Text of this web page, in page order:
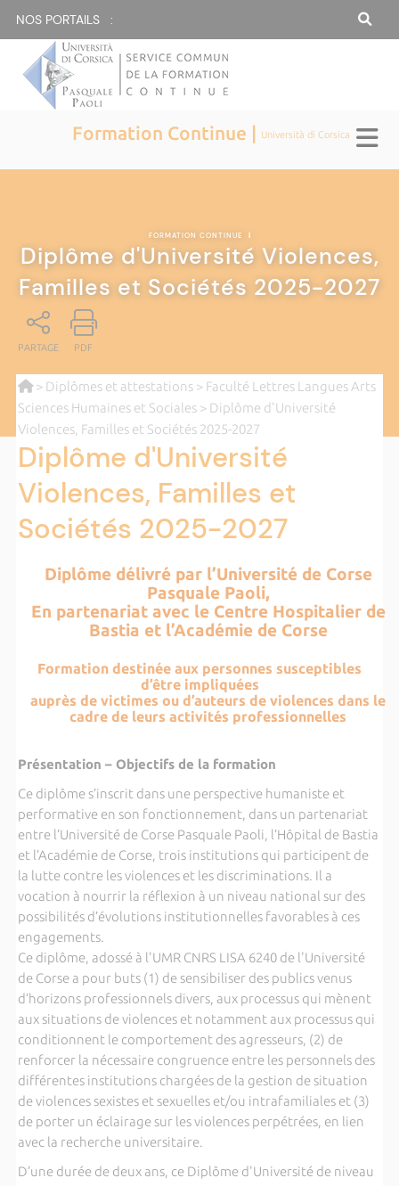
NOS PORTAILS :
Formation Continue | Università di Corsica
FORMATION CONTINUE |
Diplôme d'Université Violences,
Familles et Sociétés 2025-2027
PARTAGE PDF
> Diplômes et attestations> Faculté Lettres Langues Arts
Sciences Humaines et Sociales > Diplôme d'Université
Violences, Familles et Sociétés 2025-2027
Diplôme d'Université
Violences, Familles et
Sociétés 2025-2027
Diplôme délivré par l’Université de Corse
Pasquale Paoli,
En partenariat avec le Centre Hospitalier de
Bastia et l’Académie de Corse
Formation destinée aux personnes susceptibles
d’être impliquées
auprès de victimes ou d’auteurs de violences dans le
cadre de leurs activités professionnelles
Présentation – Objectifs de la formation
Ce diplôme s’inscrit dans une perspective humaniste et
performative en son fonctionnement, dans un partenariat
entre l’Université de Corse Pasquale Paoli, l’Hôpital de Bastia
et l’Académie de Corse, trois institutions qui participent de
la lutte contre les violences et les discriminations. Il a
vocation à nourrir la réflexion à un niveau national sur des
possibilités d’évolutions institutionnelles favorables à ces
engagements.
Ce diplôme, adossé à l'UMR CNRS LISA 6240 de l'Université
de Corse a pour buts (1) de sensibiliser des publics venus
d’horizons professionnels divers, aux processus qui mènent
aux situations de violences et notamment aux processus qui
conditionnent le comportement des agresseurs, (2) de
renforcer la nécessaire congruence entre les personnels des
différentes institutions chargées de la gestion de situation
de violences sexistes et sexuelles et/ou intrafamiliales et (3)
de porter un éclairage sur les violences perpétrées, en lien
avec la recherche universitaire.
D’une durée de deux ans, ce Diplôme d'Université de niveau